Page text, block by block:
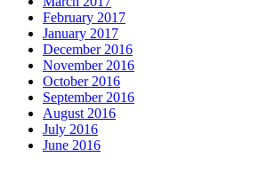
February 2017
January 2017
December 2016
November 2016
October 2016
September 2016
August 2016
July 2016
June 2016